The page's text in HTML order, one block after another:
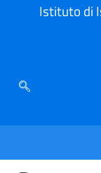
Istituto di